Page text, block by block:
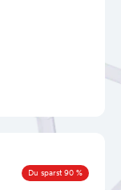
Du sparst 90 %